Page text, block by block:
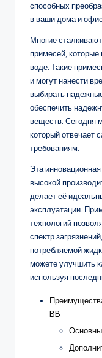
способных
в ваши дома и
Многие
примесей, которые
воде. Такие
и могут нанести
выбирать
обеспечить
веществ. Сегодня
который отвечает
требованиям.
Эта
высокой
делает её
эксплуатации.
технологий
спектр
потребляемой
можете улучшить
используя
BB